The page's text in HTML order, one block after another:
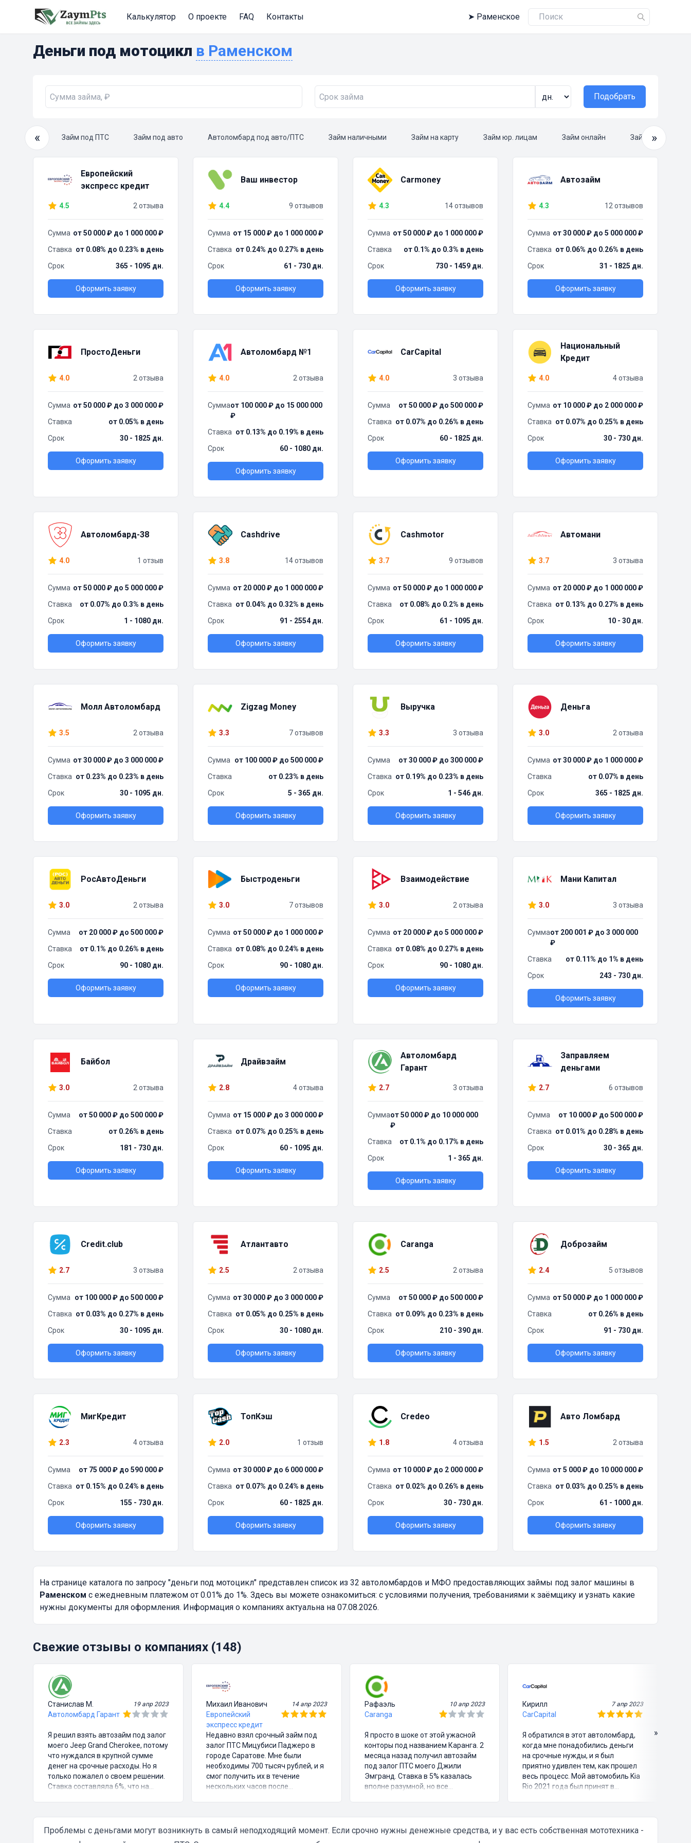
Калькулятор О проекте FAQ Контакты ➤ Раменское
Деньги под мотоцикл в Раменском
Подобрать
«
займ Займ под ПТС Займ под авто Автоломбард под авто/ПТС Займ наличными Займ на карту Займ юр. лицам Займ онлайн Займ »
Европейский
экспресс кредит
4.5 2 отзыва
Сумма от 50 000 ₽ до 1 000 000 ₽
Ставка от 0.08% до 0.23% в день
Срок
365 - 1095 дн.
Оформить заявку
Ваш инвестор
4.4 9 отзывов
Сумма от 15 000 ₽ до 1 000 000 ₽
Ставка от 0.24% до 0.27% в день
Срок
61 - 730 дн.
Оформить заявку
Carmoney
4.3 14 отзывов
Сумма от 50 000 ₽ до 1 000 000 ₽
Ставка
от 0.1% до 0.3% в день
Срок
730 - 1459 дн.
Оформить заявку
Автозайм
4.3 12 отзывов
Сумма от 30 000 ₽ до 5 000 000 ₽
Ставка от 0.06% до 0.26% в день
Срок
31 - 1825 дн.
Оформить заявку
ПростоДеньги
4.0 2 отзыва
Сумма от 50 000 ₽ до 3 000 000 ₽
Ставка
от 0.05% в день
Срок
30 - 1825 дн.
Оформить заявку
Автоломбард №1
4.0 2 отзыва
Суммаот 100 000 ₽ до 15 000 000
₽
Ставка от 0.13% до 0.19% в день
Срок
60 - 1080 дн.
Оформить заявку
CarCapital
4.0 3 отзыва
Сумма
от 50 000 ₽ до 500 000 ₽
Ставка от 0.07% до 0.26% в день
Срок
60 - 1825 дн.
Оформить заявку
Национальный
Кредит
4.0 4 отзыва
Сумма от 10 000 ₽ до 2 000 000 ₽
Ставка от 0.07% до 0.25% в день
Срок
30 - 730 дн.
Оформить заявку
Автоломбард-38
4.0 1 отзыв
Сумма от 50 000 ₽ до 5 000 000 ₽
Ставка
от 0.07% до 0.3% в день
Срок
1 - 1080 дн.
Оформить заявку
Cashdrive
3.8 14 отзывов
Сумма от 20 000 ₽ до 1 000 000 ₽
Ставка от 0.04% до 0.32% в день
Срок
91 - 2554 дн.
Оформить заявку
Cashmotor
3.7 9 отзывов
Сумма от 50 000 ₽ до 1 000 000 ₽
Ставка
от 0.08% до 0.2% в день
Срок
61 - 1095 дн.
Оформить заявку
Автомани
3.7 3 отзыва
Сумма от 20 000 ₽ до 1 000 000 ₽
Ставка от 0.13% до 0.27% в день
Срок
10 - 30 дн.
Оформить заявку
Молл Автоломбард
3.5 2 отзыва
Сумма от 30 000 ₽ до 3 000 000 ₽
Ставка от 0.23% до 0.23% в день
Срок
30 - 1095 дн.
Оформить заявку
Zigzag Money
3.3 7 отзывов
Сумма
от 100 000 ₽ до 500 000 ₽
Ставка
от 0.23% в день
Срок
5 - 365 дн.
Оформить заявку
Выручка
3.3 3 отзыва
Сумма
от 30 000 ₽ до 300 000 ₽
Ставка от 0.19% до 0.23% в день
Срок
1 - 546 дн.
Оформить заявку
Деньга
3.0 2 отзыва
Сумма от 30 000 ₽ до 1 000 000 ₽
Ставка
от 0.07% в день
Срок
365 - 1825 дн.
Оформить заявку
РосАвтоДеньги
3.0 2 отзыва
Сумма
от 20 000 ₽ до 500 000 ₽
Ставка
от 0.1% до 0.26% в день
Срок
90 - 1080 дн.
Оформить заявку
Быстроденьги
3.0 7 отзывов
Сумма от 50 000 ₽ до 1 000 000 ₽
Ставка от 0.08% до 0.24% в день
Срок
90 - 1080 дн.
Оформить заявку
Взаимодействие
3.0 2 отзыва
Сумма от 20 000 ₽ до 5 000 000 ₽
Ставка от 0.08% до 0.27% в день
Срок
90 - 1080 дн.
Оформить заявку
Мани Капитал
3.0 3 отзыва
Суммаот 200 001 ₽ до 3 000 000
₽
Ставка
от 0.11% до 1% в день
Срок
243 - 730 дн.
Оформить заявку
Байбол
3.0 2 отзыва
Сумма
от 50 000 ₽ до 500 000 ₽
Ставка
от 0.26% в день
Срок
181 - 730 дн.
Оформить заявку
Драйвзайм
2.8 4 отзыва
Сумма от 15 000 ₽ до 3 000 000 ₽
Ставка от 0.07% до 0.25% в день
Срок
60 - 1095 дн.
Оформить заявку
Автоломбард
Гарант
2.7 3 отзыва
Суммаот 50 000 ₽ до 10 000 000
₽
Ставка
от 0.1% до 0.17% в день
Срок
1 - 365 дн.
Оформить заявку
Заправляем
деньгами
2.7 6 отзывов
Сумма
от 10 000 ₽ до 500 000 ₽
Ставка от 0.01% до 0.28% в день
Срок
30 - 365 дн.
Оформить заявку
Credit.club
2.7 3 отзыва
Сумма
от 100 000 ₽ до 500 000 ₽
Ставка от 0.03% до 0.27% в день
Срок
30 - 1095 дн.
Оформить заявку
Атлантавто
2.5 2 отзыва
Сумма от 30 000 ₽ до 3 000 000 ₽
Ставка от 0.05% до 0.25% в день
Срок
30 - 1080 дн.
Оформить заявку
Caranga
2.5 2 отзыва
Сумма
от 50 000 ₽ до 500 000 ₽
Ставка от 0.09% до 0.23% в день
Срок
210 - 390 дн.
Оформить заявку
Доброзайм
2.4 5 отзывов
Сумма от 50 000 ₽ до 1 000 000 ₽
Ставка
от 0.26% в день
Срок
91 - 730 дн.
Оформить заявку
МигКредит
2.3 4 отзыва
Сумма
от 75 000 ₽ до 590 000 ₽
Ставка от 0.15% до 0.24% в день
Срок
155 - 730 дн.
Оформить заявку
ТопКэш
2.0 1 отзыв
Сумма от 30 000 ₽ до 6 000 000 ₽
Ставка от 0.07% до 0.24% в день
Срок
60 - 1825 дн.
Оформить заявку
Credeo
1.8 4 отзыва
Сумма от 10 000 ₽ до 2 000 000 ₽
Ставка от 0.02% до 0.26% в день
Срок
30 - 730 дн.
Оформить заявку
Авто Ломбард
1.5 2 отзыва
Сумма от 5 000 ₽ до 10 000 000 ₽
Ставка от 0.03% до 0.25% в день
Срок
61 - 1000 дн.
Оформить заявку
На странице каталога по запросу "деньги под мотоцикл" представлен список из 32 автоломбардов и МФО предоставляющих займы под залог машины в
Раменском с ежедневным платежом от 0.01% до 1%. Здесь вы можете ознакомиться: с условиями получения, требованиями к заёмщику и узнать какие
нужны документы для оформления. Информация о компаниях актуальна на 07.08.2026.
Свежие отзывы о компаниях (148)
Станислав М. 19 апр 2023
Автоломбард Гарант
Я решил взять автозайм под залог
моего Jeep Grand Cherokee, потому
что нуждался в крупной сумме
денег на срочные расходы. Но я
только пожалел о своем решении.
Ставка составляла 6%, что на
итоге я заплатил куда больше, чем
занимал. Не говоря уже о том, что
Михаил Иванович 14 апр 2023
Европейский
экспресс кредит
Недавно взял срочный займ под
залог ПТС Мицубиси Паджеро в
городе Саратове. Мне были
необходимы 700 тысяч рублей, и я
смог получить их в течение
нескольких часов после
приемлемым предложением,
учитывая другие варианты
Рафаэль 10 апр 2023
Caranga
Я просто в шоке от этой ужасной
конторы под названием Каранга. 2
месяца назад получил автозайм
под залог ПТС моего Джили
Эмгранд. Ставка в 5% казалась
вполне разумной, но все
меня о каких-то скрытых платежах,
и, что я буду платить в итоге
Кирилл 7 апр 2023
CarCapital
Я обратился в этот автоломбард,
когда мне понадобились деньги
на срочные нужды, и я был
приятно удивлен тем, как прошел
весь процесс. Мой автомобиль Kia
Rio 2021 года был принят в
рыночной стоимости. Процентная
ставка составила всего 5%, что
»
Проблемы с деньгами могут возникнуть в самый неподходящий момент. Если срочно нужны денежные средства, и у вас есть собственная мототехника -